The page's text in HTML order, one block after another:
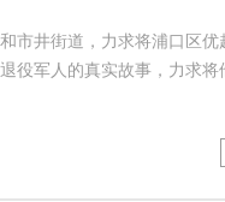
市井街道，力求将浦口区优
役军人的真实故事，力求将